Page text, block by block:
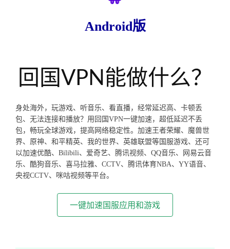
Android版
回国VPN能做什么？
身处海外，玩游戏、听音乐、看直播，经常延迟高、卡顿丢
包、无法连接和播放？用回国VPN一键加速，超低延迟不丢
包，畅玩全球游戏，提高网络稳定性。加速王者荣耀、魔兽世
界、原神、和平精英、我的世界、英雄联盟等国服游戏、还可
以加速优酷、Bilibili、爱奇艺、腾讯视频、QQ音乐、网易云音
乐、酷狗音乐、喜马拉雅、CCTV、腾讯体育NBA、YY语音、
央视CCTV、咪咕视频等平台。
一键加速国服应用和游戏